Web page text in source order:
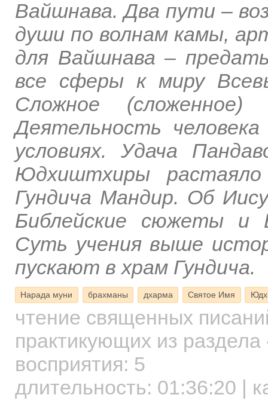
Вайшнава. Два пути –
души по волнам камы,
для Вайшнава –
все сферы к миру
Сложное (сложенное)
Деятельность
условиях. Удача
Юдхиштхиры
Гундича Мандир. Об
Библейские сюжеты и
Суть учения выше
пускают в храм Гундича.
Нарада муни брахманы дхарма Святое Имя
чтение священных
практикующих из раздела
восприятия: 5
длительность: 01:36:20 |